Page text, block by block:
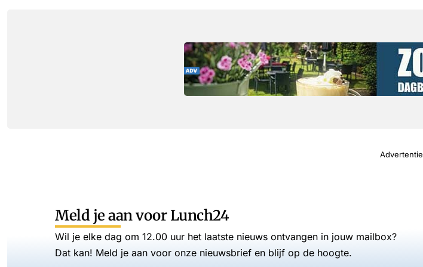
Advertentie
Meld je aan voor Lunch24
Wil je elke dag om 12.00 uur het laatste nieuws ontvangen in jouw mailbox?
Dat kan! Meld je aan voor onze nieuwsbrief en blijf op de hoogte.